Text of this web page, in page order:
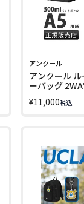
アンクール
アンクール
ーバッグ
¥11,000税込